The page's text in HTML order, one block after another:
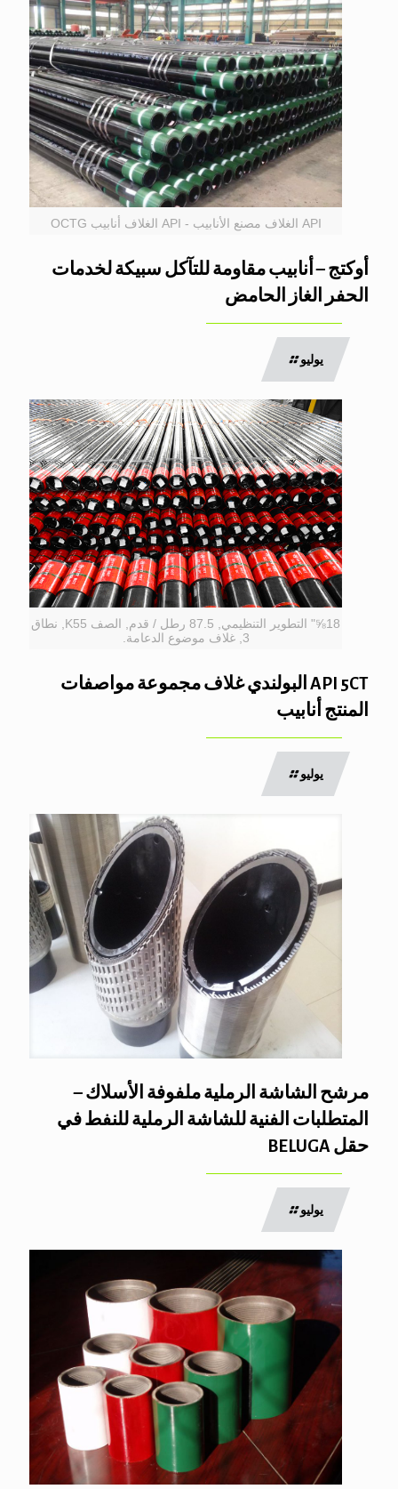
API الغلاف مصنع الأنابيب - API الغلاف أنابيب OCTG
أوكتج – أنابيب مقاومة للتآكل سبيكة لخدمات
الحفر الغاز الحامض
يوليو
18⅝" التطوير التنظيمي, 87.5 رطل / قدم, الصف K55, نطاق
3, غلاف موضوع الدعامة.
API 5CT البولندي غلاف مجموعة مواصفات
المنتج أنابيب
يوليو
مرشح الشاشة الرملية ملفوفة الأسلاك –
المتطلبات الفنية للشاشة الرملية للنفط في
حقل BELUGA
يوليو